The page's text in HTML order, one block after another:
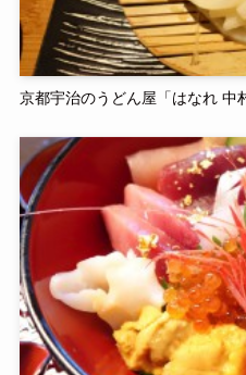
京都宇治のうどん屋「はなれ 中